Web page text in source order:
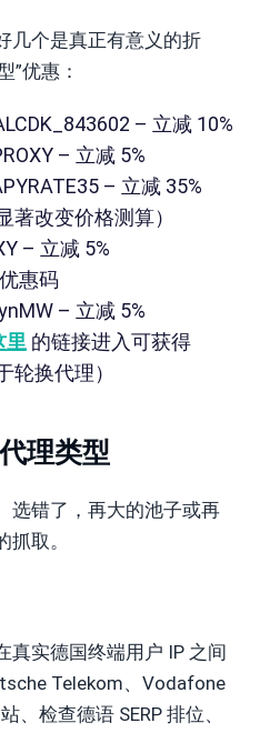
几个是真正有意义的折
”优惠：
– 立减 10%
– 立减 5%
– 立减 35%
著改变价格测算）
– 立减 5%
惠码
– 立减 5%
里的链接进入可获得
轮换代理）
理类型
选错了，再大的池子或再
取。
真实德国终端用户 IP 之间
Telekom、Vodafone
、检查德语 SERP 排位、